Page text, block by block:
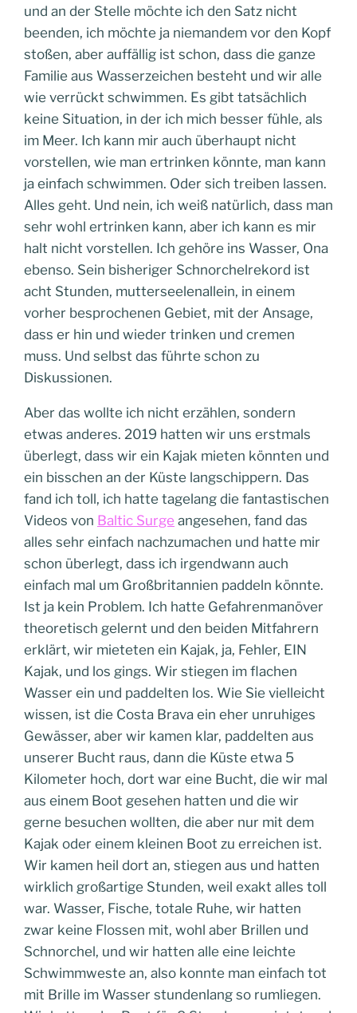
und an der Stelle möchte ich den Satz nicht
beenden, ich möchte ja niemandem vor den Kopf
stoßen, aber auffällig ist schon, dass die ganze
Familie aus Wasserzeichen besteht und wir alle
wie verrückt schwimmen. Es gibt tatsächlich
keine Situation, in der ich mich besser fühle, als
im Meer. Ich kann mir auch überhaupt nicht
vorstellen, wie man ertrinken könnte, man kann
ja einfach schwimmen. Oder sich treiben lassen.
Alles geht. Und nein, ich weiß natürlich, dass man
sehr wohl ertrinken kann, aber ich kann es mir
halt nicht vorstellen. Ich gehöre ins Wasser, Ona
ebenso. Sein bisheriger Schnorchelrekord ist
acht Stunden, mutterseelenallein, in einem
vorher besprochenen Gebiet, mit der Ansage,
dass er hin und wieder trinken und cremen
muss. Und selbst das führte schon zu
Diskussionen.
Aber das wollte ich nicht erzählen, sondern
etwas anderes. 2019 hatten wir uns erstmals
überlegt, dass wir ein Kajak mieten könnten und
ein bisschen an der Küste langschippern. Das
fand ich toll, ich hatte tagelang die fantastischen
Videos von Baltic Surge angesehen, fand das
alles sehr einfach nachzumachen und hatte mir
schon überlegt, dass ich irgendwann auch
einfach mal um Großbritannien paddeln könnte.
Ist ja kein Problem. Ich hatte Gefahrenmanöver
theoretisch gelernt und den beiden Mitfahrern
erklärt, wir mieteten ein Kajak, ja, Fehler, EIN
Kajak, und los gings. Wir stiegen im flachen
Wasser ein und paddelten los. Wie Sie vielleicht
wissen, ist die Costa Brava ein eher unruhiges
Gewässer, aber wir kamen klar, paddelten aus
unserer Bucht raus, dann die Küste etwa 5
Kilometer hoch, dort war eine Bucht, die wir mal
aus einem Boot gesehen hatten und die wir
gerne besuchen wollten, die aber nur mit dem
Kajak oder einem kleinen Boot zu erreichen ist.
Wir kamen heil dort an, stiegen aus und hatten
wirklich großartige Stunden, weil exakt alles toll
war. Wasser, Fische, totale Ruhe, wir hatten
zwar keine Flossen mit, wohl aber Brillen und
Schnorchel, und wir hatten alle eine leichte
Schwimmweste an, also konnte man einfach tot
mit Brille im Wasser stundenlang so rumliegen.